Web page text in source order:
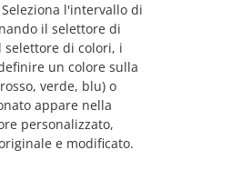
l'intervallo di
il selettore di
selettore di colori, i
un colore sulla
verde, blu) o
appare nella
personalizzato,
e modificato.